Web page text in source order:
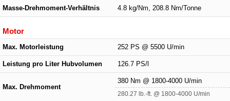
Masse-Drehmoment-Verhältnis 4.8 kg/Nm, 208.8 Nm/Tonne
Motor
Max. Motorleistung 252 PS @ 5500 U/min
Leistung pro Liter Hubvolumen 126.7 PS/l
Max. Drehmoment
380 Nm @ 1800-4000 U/min
280.27 lb.-ft. @ 1800-4000 U/min